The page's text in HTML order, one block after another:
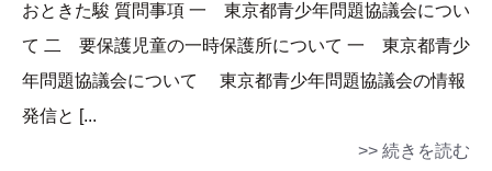
おときた駿 質問事項 一 東京都青少年問題協議会につい
て 二 要保護児童の一時保護所について 一 東京都青少
年問題協議会について 東京都青少年問題協議会の情報
発信と [...
>> 続きを読む